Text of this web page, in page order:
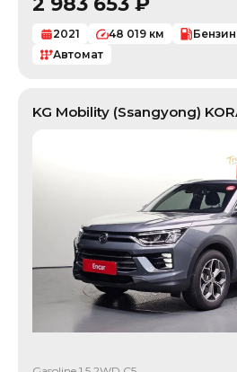
2021 48 019 км Бензин
Автомат
KG Mobility (Ssangyong)